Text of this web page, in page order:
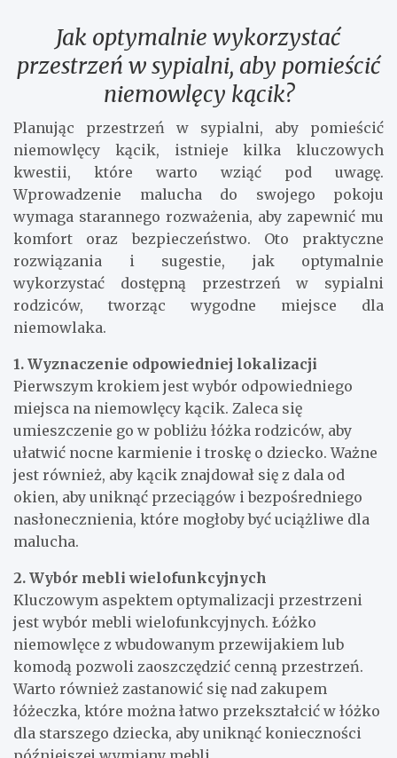
Jak optymalnie wykorzystać
przestrzeń w sypialni, aby pomieścić
niemowlęcy kącik?
Planując przestrzeń w sypialni, aby pomieścić
niemowlęcy kącik, istnieje kilka kluczowych
kwestii, które warto wziąć pod uwagę.
Wprowadzenie malucha do swojego pokoju
wymaga starannego rozważenia, aby zapewnić mu
komfort oraz bezpieczeństwo. Oto praktyczne
rozwiązania i sugestie, jak optymalnie
wykorzystać dostępną przestrzeń w sypialni
rodziców, tworząc wygodne miejsce dla
niemowlaka.
1. Wyznaczenie odpowiedniej lokalizacji
Pierwszym krokiem jest wybór odpowiedniego
miejsca na niemowlęcy kącik. Zaleca się
umieszczenie go w pobliżu łóżka rodziców, aby
ułatwić nocne karmienie i troskę o dziecko. Ważne
jest również, aby kącik znajdował się z dala od
okien, aby uniknąć przeciągów i bezpośredniego
nasłonecznienia, które mogłoby być uciążliwe dla
malucha.
2. Wybór mebli wielofunkcyjnych
Kluczowym aspektem optymalizacji przestrzeni
jest wybór mebli wielofunkcyjnych. Łóżko
niemowlęce z wbudowanym przewijakiem lub
komodą pozwoli zaoszczędzić cenną przestrzeń.
Warto również zastanowić się nad zakupem
łóżeczka, które można łatwo przekształcić w łóżko
dla starszego dziecka, aby uniknąć konieczności